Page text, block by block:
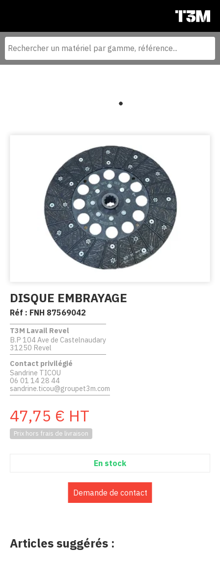
DISQUE EMBRAYAGE
Réf : FNH 87569042
T3M Lavail Revel
B.P 104 Ave de Castelnaudary
31250 Revel
Contact privilégié
Sandrine TICOU
06 01 14 28 44
sandrine.ticou@groupet3m.com
47,75 € HT
Prix hors frais de livraison
En stock
Demande de contact
Articles suggérés :